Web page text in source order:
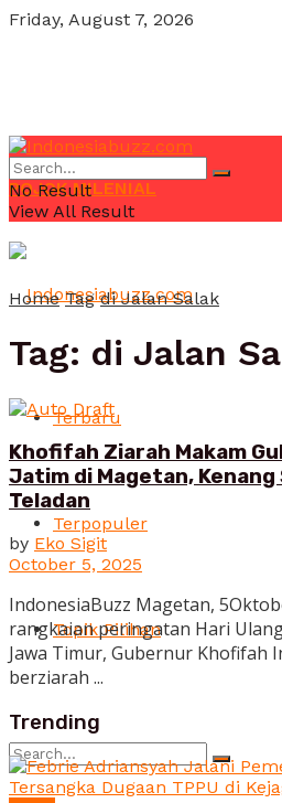
Friday, August 7, 2026
POJOK MILENIAL
Terbaru
Terpopuler
Topik Pilihan
No Result
View All Result
Home Tag di Jalan Salak
Tag: di Jalan
Khofifah Ziarah Makam
Jatim di Magetan, Kenang
Teladan
by Eko Sigit
October 5, 2025
IndonesiaBuzz Magetan,
rangkaian peringatan Hari
Jawa Timur, Gubernur Khofifah
berziarah ...
Trending